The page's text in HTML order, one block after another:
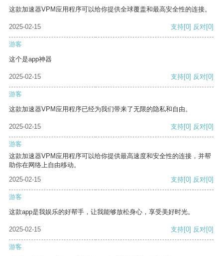
这款加速器VPM应用程序可以给你提供全球覆盖和最高安全性的连接。
2025-02-15 支持[0] 反对[0]
游客
这个是app神器
2025-02-15 支持[0] 反对[0]
游客
这款加速器VPM应用程序已经为我们带来了无限的隐私和自由。
2025-02-15 支持[0] 反对[0]
游客
这款加速器VPM应用程序可以给你提供最高速度和安全性的连接，并帮
助你在网络上自由移动。
2025-02-15
支持[0] 反对[0]
游客
这款app是我娱乐的好帮手，让我能够放松身心，享受美好时光。
2025-02-15 支持[0] 反对[0]
游客